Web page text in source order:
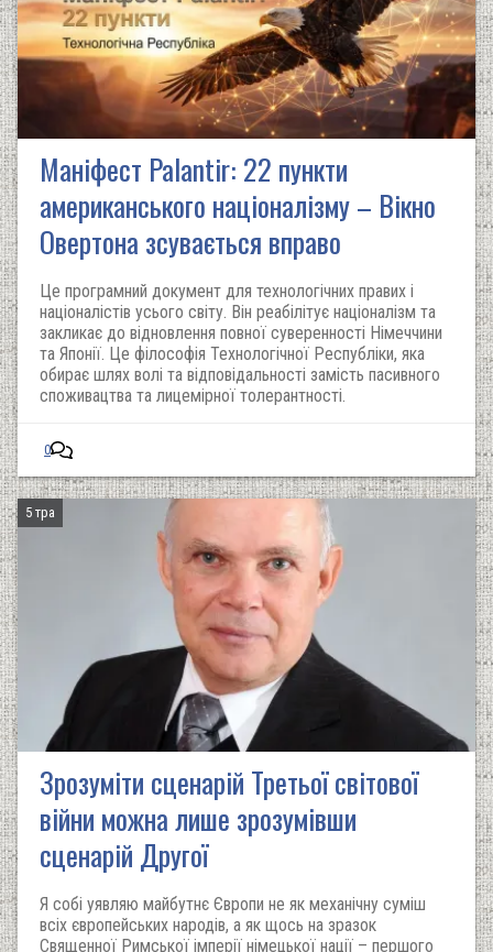
Маніфест Palantir: 22 пункти
американського націоналізму – Вікно
Овертона зсувається вправо
Це програмний документ для технологічних правих і
націоналістів усього світу. Він реабілітує націоналізм та
закликає до відновлення повної суверенності Німеччини
та Японії. Це філософія Технологічної Республіки, яка
обирає шлях волі та відповідальності замість пасивного
споживацтва та лицемірної толерантності.
0
5 тра
Зрозуміти сценарій Третьої світової
війни можна лише зрозумівши
сценарій Другої
Я собі уявляю майбутнє Європи не як механічну суміш
всіх європейських народів, а як щось на зразок
Священної Римської імперії німецької нації – першого